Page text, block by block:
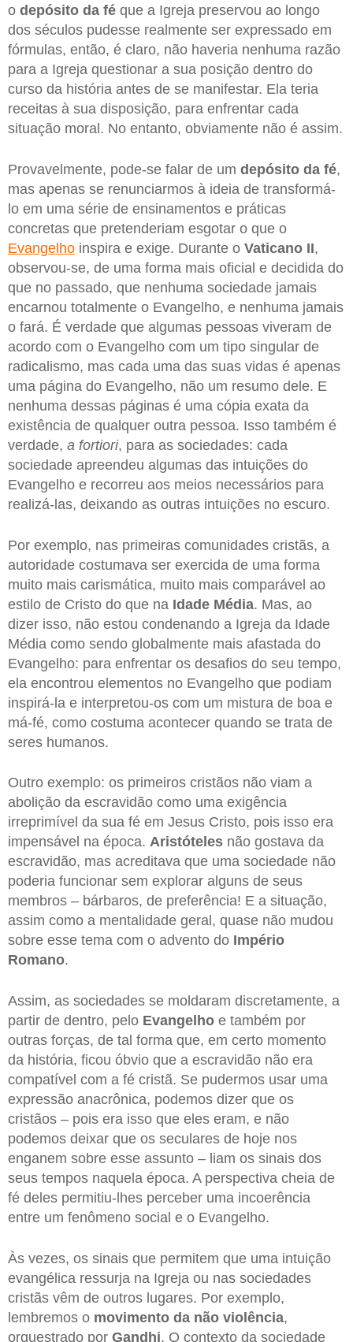
o depósito da fé que a Igreja preservou ao longo
dos séculos pudesse realmente ser expressado em
fórmulas, então, é claro, não haveria nenhuma razão
para a Igreja questionar a sua posição dentro do
curso da história antes de se manifestar. Ela teria
receitas à sua disposição, para enfrentar cada
situação moral. No entanto, obviamente não é assim.
Provavelmente, pode-se falar de um depósito da fé,
mas apenas se renunciarmos à ideia de transformá-
lo em uma série de ensinamentos e práticas
concretas que pretenderiam esgotar o que o
Evangelho inspira e exige. Durante o Vaticano II,
observou-se, de uma forma mais oficial e decidida do
que no passado, que nenhuma sociedade jamais
encarnou totalmente o Evangelho, e nenhuma jamais
o fará. É verdade que algumas pessoas viveram de
acordo com o Evangelho com um tipo singular de
radicalismo, mas cada uma das suas vidas é apenas
uma página do Evangelho, não um resumo dele. E
nenhuma dessas páginas é uma cópia exata da
existência de qualquer outra pessoa. Isso também é
verdade, a fortiori, para as sociedades: cada
sociedade apreendeu algumas das intuições do
Evangelho e recorreu aos meios necessários para
realizá-las, deixando as outras intuições no escuro.
Por exemplo, nas primeiras comunidades cristãs, a
autoridade costumava ser exercida de uma forma
muito mais carismática, muito mais comparável ao
estilo de Cristo do que na Idade Média. Mas, ao
dizer isso, não estou condenando a Igreja da Idade
Média como sendo globalmente mais afastada do
Evangelho: para enfrentar os desafios do seu tempo,
ela encontrou elementos no Evangelho que podiam
inspirá-la e interpretou-os com um mistura de boa e
má-fé, como costuma acontecer quando se trata de
seres humanos.
Outro exemplo: os primeiros cristãos não viam a
abolição da escravidão como uma exigência
irreprimível da sua fé em Jesus Cristo, pois isso era
impensável na época. Aristóteles não gostava da
escravidão, mas acreditava que uma sociedade não
poderia funcionar sem explorar alguns de seus
membros – bárbaros, de preferência! E a situação,
assim como a mentalidade geral, quase não mudou
sobre esse tema com o advento do Império
Romano.
Assim, as sociedades se moldaram discretamente, a
partir de dentro, pelo Evangelho e também por
outras forças, de tal forma que, em certo momento
da história, ficou óbvio que a escravidão não era
compatível com a fé cristã. Se pudermos usar uma
expressão anacrônica, podemos dizer que os
cristãos – pois era isso que eles eram, e não
podemos deixar que os seculares de hoje nos
enganem sobre esse assunto – liam os sinais dos
seus tempos naquela época. A perspectiva cheia de
fé deles permitiu-lhes perceber uma incoerência
entre um fenômeno social e o Evangelho.
Às vezes, os sinais que permitem que uma intuição
evangélica ressurja na Igreja ou nas sociedades
cristãs vêm de outros lugares. Por exemplo,
lembremos o movimento da não violência,
orquestrado por Gandhi. O contexto da sociedade